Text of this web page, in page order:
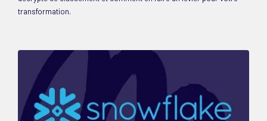
transformation.